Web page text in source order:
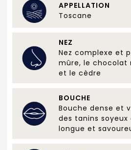
APPELLATION
Toscane
NEZ
Nez complexe et
mûre, le chocolat
et le cèdre
BOUCHE
Bouche dense et
des tanins
longue et